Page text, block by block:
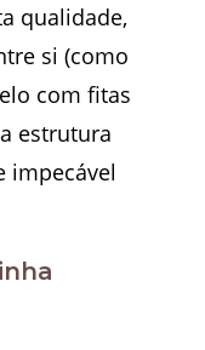
qualidade,
si (como
com fitas
estrutura
impecável